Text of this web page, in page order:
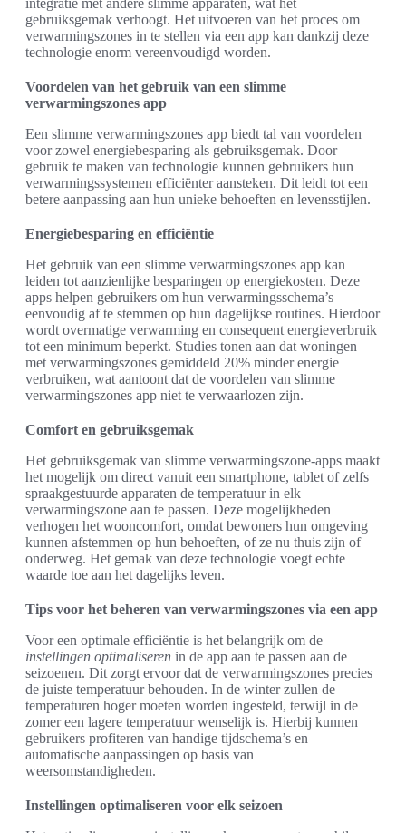
integratie met andere slimme apparaten, wat het
gebruiksgemak verhoogt. Het uitvoeren van het proces om
verwarmingszones in te stellen via een app kan dankzij deze
technologie enorm vereenvoudigd worden.
Voordelen van het gebruik van een slimme
verwarmingszones app
Een slimme verwarmingszones app biedt tal van voordelen
voor zowel energiebesparing als gebruiksgemak. Door
gebruik te maken van technologie kunnen gebruikers hun
verwarmingssystemen efficiënter aansteken. Dit leidt tot een
betere aanpassing aan hun unieke behoeften en levensstijlen.
Energiebesparing en efficiëntie
Het gebruik van een slimme verwarmingszones app kan
leiden tot aanzienlijke besparingen op energiekosten. Deze
apps helpen gebruikers om hun verwarmingsschema’s
eenvoudig af te stemmen op hun dagelijkse routines. Hierdoor
wordt overmatige verwarming en consequent energieverbruik
tot een minimum beperkt. Studies tonen aan dat woningen
met verwarmingszones gemiddeld 20% minder energie
verbruiken, wat aantoont dat de voordelen van slimme
verwarmingszones app niet te verwaarlozen zijn.
Comfort en gebruiksgemak
Het gebruiksgemak van slimme verwarmingszone-apps maakt
het mogelijk om direct vanuit een smartphone, tablet of zelfs
spraakgestuurde apparaten de temperatuur in elk
verwarmingszone aan te passen. Deze mogelijkheden
verhogen het wooncomfort, omdat bewoners hun omgeving
kunnen afstemmen op hun behoeften, of ze nu thuis zijn of
onderweg. Het gemak van deze technologie voegt echte
waarde toe aan het dagelijks leven.
Tips voor het beheren van verwarmingszones via een app
Voor een optimale efficiëntie is het belangrijk om de
instellingen optimaliseren in de app aan te passen aan de
seizoenen. Dit zorgt ervoor dat de verwarmingszones precies
de juiste temperatuur behouden. In de winter zullen de
temperaturen hoger moeten worden ingesteld, terwijl in de
zomer een lagere temperatuur wenselijk is. Hierbij kunnen
gebruikers profiteren van handige tijdschema’s en
automatische aanpassingen op basis van
weersomstandigheden.
Instellingen optimaliseren voor elk seizoen